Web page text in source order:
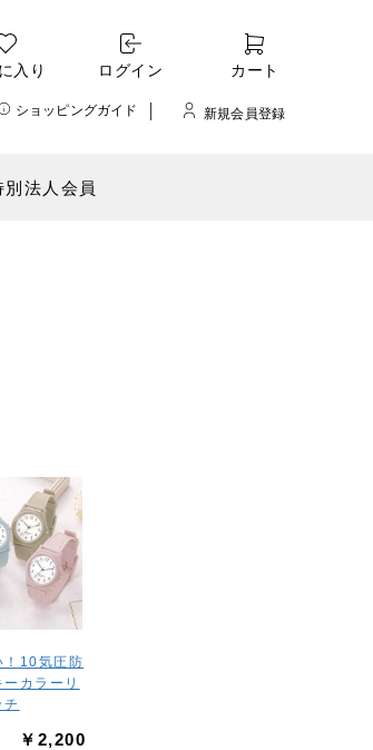
入り ログイン カート
ショッピングガイド 新規会員登録
別法人会員
10気圧防
カラーリ
チ
￥2,200